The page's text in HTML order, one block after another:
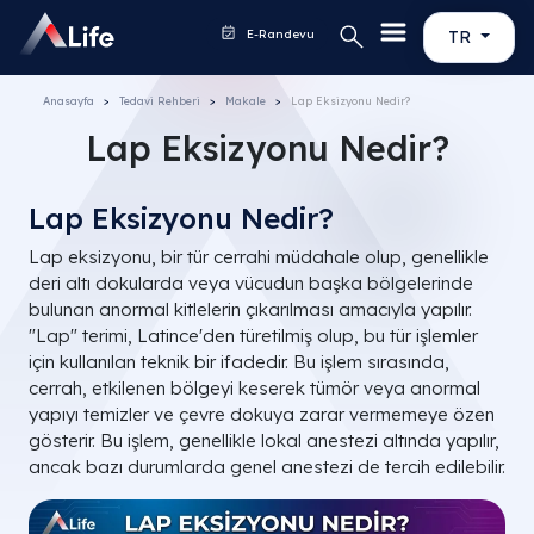
TR
E-Randevu
Anasayfa Tedavi Rehberi Makale Lap Eksizyonu Nedir?
Lap Eksizyonu Nedir?
Lap Eksizyonu Nedir?
Lap eksizyonu, bir tür cerrahi müdahale olup, genellikle
deri altı dokularda veya vücudun başka bölgelerinde
bulunan anormal kitlelerin çıkarılması amacıyla yapılır.
"Lap" terimi, Latince'den türetilmiş olup, bu tür işlemler
için kullanılan teknik bir ifadedir. Bu işlem sırasında,
cerrah, etkilenen bölgeyi keserek tümör veya anormal
yapıyı temizler ve çevre dokuya zarar vermemeye özen
gösterir. Bu işlem, genellikle lokal anestezi altında yapılır,
ancak bazı durumlarda genel anestezi de tercih edilebilir.